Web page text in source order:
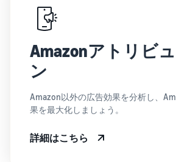
Amazonアトリビ
ン
Amazon以外の広告効果を分析し、
果を最大化しましょう。
詳細はこちら